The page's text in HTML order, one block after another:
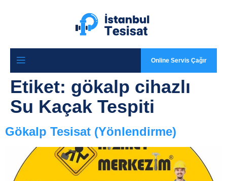
Online Servis Çağır
Etiket: gökalp cihazlı
Su Kaçak Tespiti
Gökalp Tesisat (Yönlendirme)